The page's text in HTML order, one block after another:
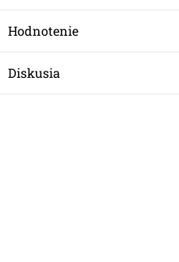
Hodnotenie
Diskusia